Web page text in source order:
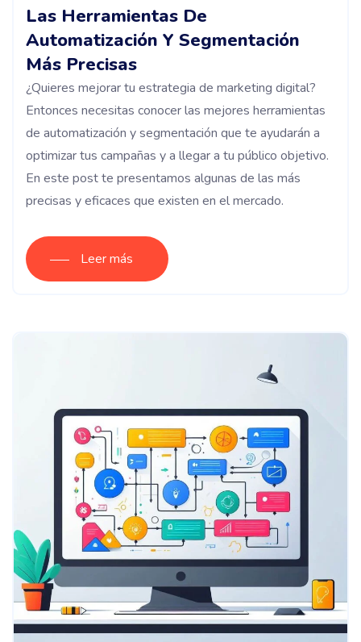
Las Herramientas De
Automatización Y Segmentación
Más Precisas
¿Quieres mejorar tu estrategia de marketing digital?
Entonces necesitas conocer las mejores herramientas
de automatización y segmentación que te ayudarán a
optimizar tus campañas y a llegar a tu público objetivo.
En este post te presentamos algunas de las más
precisas y eficaces que existen en el mercado.
Leer más